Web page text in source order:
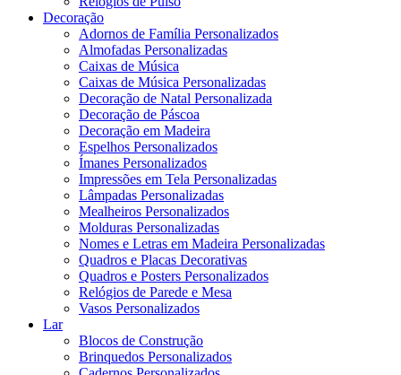
Decoração
Adornos de Família Personalizados
Almofadas Personalizadas
Caixas de Música
Caixas de Música Personalizadas
Decoração de Natal Personalizada
Decoração de Páscoa
Decoração em Madeira
Espelhos Personalizados
Ímanes Personalizados
Impressões em Tela Personalizadas
Lâmpadas Personalizadas
Mealheiros Personalizados
Molduras Personalizadas
Nomes e Letras em Madeira Personalizadas
Quadros e Placas Decorativas
Quadros e Posters Personalizados
Relógios de Parede e Mesa
Vasos Personalizados
Lar
Blocos de Construção
Brinquedos Personalizados